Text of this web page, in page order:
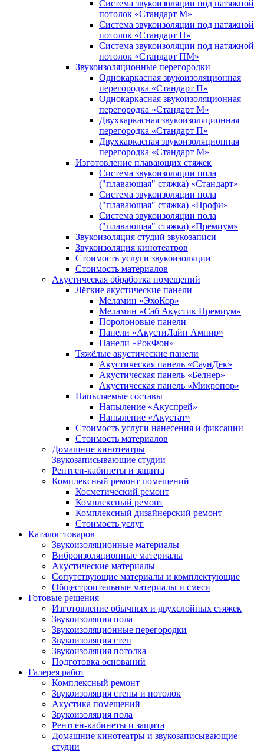
Система звукоизоляции под натяжной
потолок «Стандарт М»
Система звукоизоляции под натяжной
потолок «Стандарт П»
Система звукоизоляции под натяжной
потолок «Стандарт ПМ»
Звукоизоляционные перегородки
Однокаркасная звукоизоляционная
перегородка «Стандарт П»
Однокаркасная звукоизоляционная
перегородка «Стандарт М»
Двухкаркасная звукоизоляционная
перегородка «Стандарт П»
Двухкаркасная звукоизоляционная
перегородка «Стандарт М»
Изготовление плавающих стяжек
Система звукоизоляции пола
("плавающая" стяжка) «Стандарт»
Система звукоизоляции пола
("плавающая" стяжка) «Профи»
Система звукоизоляции пола
("плавающая" стяжка) «Премиум»
Звукоизоляция студий звукозаписи
Звукоизоляция кинотеатров
Стоимость услуги звукоизоляции
Стоимость материалов
Акустическая обработка помещений
Лёгкие акустические панели
Меламин «ЭхоКор»
Меламин «Саб Акустик Премиум»
Поролоновые панели
Панели «АкустиЛайн Ампир»
Панели «РокФон»
Тяжёлые акустические панели
Акустическая панель «СаунДек»
Акустическая панель «Белнер»
Акустическая панель «Микропор»
Напыляемые составы
Напыление «Акуспрей»
Напыление «Акустат»
Стоимость услуги нанесения и фиксации
Стоимость материалов
Домашние кинотеатры
Звукозаписывающие студии
Рентген-кабинеты и защита
Комплексный ремонт помещений
Косметический ремонт
Комплексный ремонт
Комплексный дизайнерский ремонт
Стоимость услуг
Каталог товаров
Звукоизоляционные материалы
Виброизоляционные материалы
Акустические материалы
Сопутствующие материалы и комплектующие
Общестроительные материалы и смеси
Готовые решения
Изготовление обычных и двухслойных стяжек
Звукоизоляция пола
Звукоизоляционные перегородки
Звукоизоляция стен
Звукоизоляция потолка
Подготовка оснований
Галерея работ
Комплексный ремонт
Звукоизоляция стены и потолок
Акустика помещений
Звукоизоляция пола
Рентген-кабинеты и защита
Домашние кинотеатры и звукозаписывающие
студии